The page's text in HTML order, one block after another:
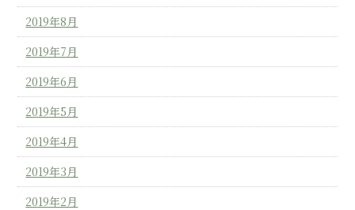
2019年8月
2019年7月
2019年6月
2019年5月
2019年4月
2019年3月
2019年2月